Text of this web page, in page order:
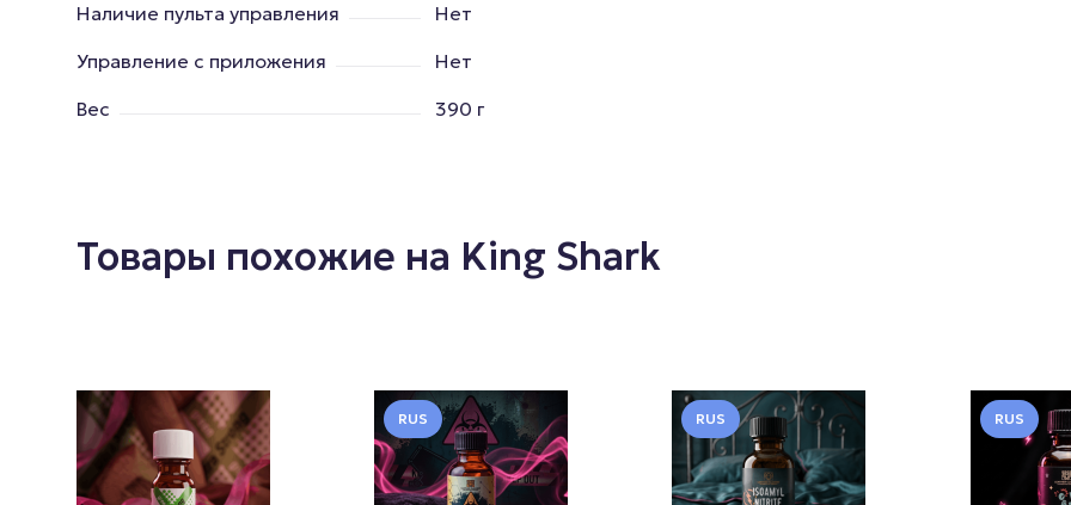
Наличие пульта управления
Нет
Управление с приложения
Нет
Вес
390 г
Товары похожие на King Shark
RUS RUS RUS